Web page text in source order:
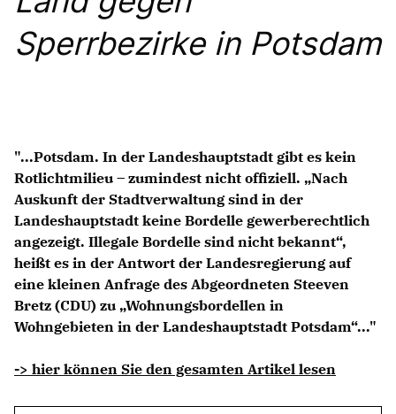
MEIN BÜRGERBÜRO
Kleine Anfragen
CDU Deutschland
CDU Fraktion im Brandenburger Landtag
CDU Brandenburg
CDU Potsdam
Sperrbezirke in Potsdam
"...Potsdam. In der Landeshauptstadt gibt es kein
Rotlichtmilieu – zumindest nicht offiziell. „Nach
Auskunft der Stadtverwaltung sind in der
Landeshauptstadt keine Bordelle gewerberechtlich
angezeigt. Illegale Bordelle sind nicht bekannt“,
heißt es in der Antwort der Landesregierung auf
eine kleinen Anfrage des Abgeordneten Steeven
Bretz (CDU) zu „Wohnungsbordellen in
Wohngebieten in der Landeshauptstadt Potsdam“..."
-> hier können Sie den gesamten Artikel lesen